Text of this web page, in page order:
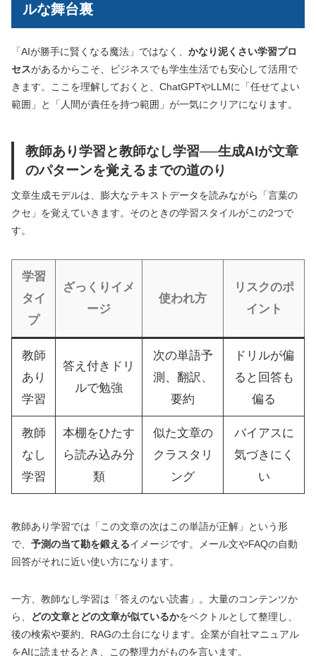
ルな舞台裏
「AIが勝手に賢くなる魔法」ではなく、 かなり泥くさい学習プロ
セスがあるからこそ、ビジネスでも学生生活でも安心して活用で
きます。ここを理解しておくと、ChatGPTやLLMに「任せてよい
範囲」と「人間が責任を持つ範囲」が一気にクリアになります。
教師あり学習と教師なし学習──生成AIが文章
のパターンを覚えるまでの道のり
文章生成モデルは、膨大なテキストデータを読みながら「言葉の
クセ」を覚えていきます。そのときの学習スタイルがこの2つで
す。
学習
タイ
プ
ざっくりイメ
ージ
使われ方
リスクのポ
イント
教師
あり
学習
答え付きドリ
ルで勉強
次の単語予
測、翻訳、
要約
ドリルが偏
ると回答も
偏る
教師
なし
学習
本棚をひたす
ら読み込み分
類
似た文章の
クラスタリ
ング
バイアスに
気づきにく
い
教師あり学習では「この文章の次はこの単語が正解」という形
で、 予測の当て勘を鍛えるイメージです。メール文やFAQの自動
回答がそれに近い使い方になります。
一方、教師なし学習は「答えのない読書」。大量のコンテンツか
ら、
どの文章とどの文章が似ているかをベクトルとして整理し、
後の検索や要約、RAGの土台になります。企業が自社マニュアル
をAIに読ませるとき、この整理力がものを言います。